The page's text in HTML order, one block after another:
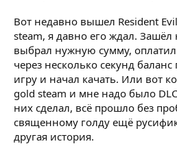
Вот недавно вышел Resident
steam, я давно его ждал. Зашёл
выбрал нужную сумму,
через несколько секунд
игру и начал качать. Или вот
gold steam и мне надо было
них сделал, всё прошло без
священному голду ещё
другая история.